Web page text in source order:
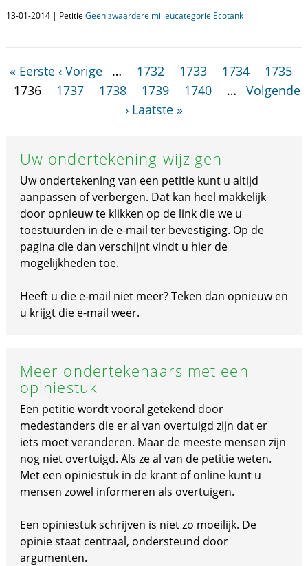
13-01-2014 | Petitie Geen zwaardere milieucategorie Ecotank
« Eerste ‹ Vorige … 1732 1733 1734
1735
1736
1737 1738 1739 1740 …
Volgende
› Laatste »
Uw ondertekening wijzigen
Uw ondertekening van een petitie kunt u altijd
aanpassen of verbergen. Dat kan heel makkelijk
door opnieuw te klikken op de link die we u
toestuurden in de e-mail ter bevestiging. Op de
pagina die dan verschijnt vindt u hier de
mogelijkheden toe.
Heeft u die e-mail niet meer? Teken dan opnieuw en
u krijgt die e-mail weer.
Meer ondertekenaars met een
opiniestuk
Een petitie wordt vooral getekend door
medestanders die er al van overtuigd zijn dat er
iets moet veranderen. Maar de meeste mensen zijn
nog niet overtuigd. Als ze al van de petitie weten.
Met een opiniestuk in de krant of online kunt u
mensen zowel informeren als overtuigen.
Een opiniestuk schrijven is niet zo moeilijk. De
opinie staat centraal, ondersteund door
argumenten.